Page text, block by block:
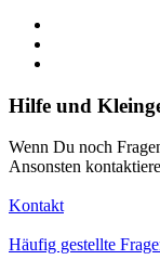
Hilfe und
Wenn Du noch
Ansonsten
Kontakt
Häufig gestellte